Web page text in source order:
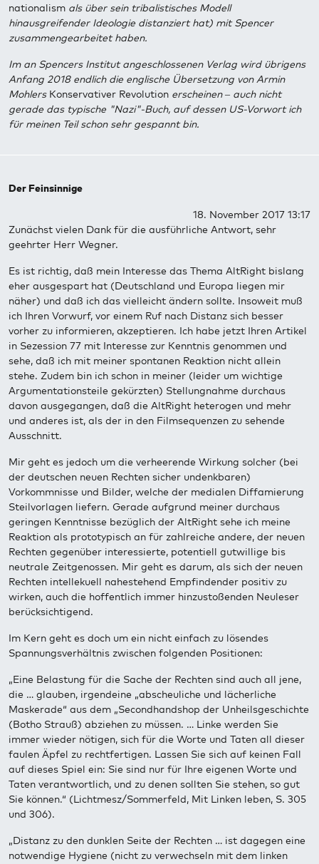
nationalism als über sein tribalistisches Modell
hinausgreifender Ideologie distanziert hat) mit Spencer
zusammengearbeitet haben.
Im an Spencers Institut angeschlossenen Verlag wird übrigens
Anfang 2018 endlich die englische Übersetzung von Armin
Mohlers Konservativer Revolution erscheinen – auch nicht
gerade das typische "Nazi"-Buch, auf dessen US-Vorwort ich
für meinen Teil schon sehr gespannt bin.
Der Feinsinnige
18. November 2017 13:17
Zunächst vielen Dank für die ausführliche Antwort, sehr
geehrter Herr Wegner.
Es ist richtig, daß mein Interesse das Thema AltRight bislang
eher ausgespart hat (Deutschland und Europa liegen mir
näher) und daß ich das vielleicht ändern sollte. Insoweit muß
ich Ihren Vorwurf, vor einem Ruf nach Distanz sich besser
vorher zu informieren, akzeptieren. Ich habe jetzt Ihren Artikel
in Sezession 77 mit Interesse zur Kenntnis genommen und
sehe, daß ich mit meiner spontanen Reaktion nicht allein
stehe. Zudem bin ich schon in meiner (leider um wichtige
Argumentationsteile gekürzten) Stellungnahme durchaus
davon ausgegangen, daß die AltRight heterogen und mehr
und anderes ist, als der in den Filmsequenzen zu sehende
Ausschnitt.
Mir geht es jedoch um die verheerende Wirkung solcher (bei
der deutschen neuen Rechten sicher undenkbaren)
Vorkommnisse und Bilder, welche der medialen Diffamierung
Steilvorlagen liefern. Gerade aufgrund meiner durchaus
geringen Kenntnisse bezüglich der AltRight sehe ich meine
Reaktion als prototypisch an für zahlreiche andere, der neuen
Rechten gegenüber interessierte, potentiell gutwillige bis
neutrale Zeitgenossen. Mir geht es darum, als sich der neuen
Rechten intellekuell nahestehend Empfindender positiv zu
wirken, auch die hoffentlich immer hinzustoßenden Neuleser
berücksichtigend.
Im Kern geht es doch um ein nicht einfach zu lösendes
Spannungsverhältnis zwischen folgenden Positionen:
„Eine Belastung für die Sache der Rechten sind auch all jene,
die … glauben, irgendeine „abscheuliche und lächerliche
Maskerade“ aus dem „Secondhandshop der Unheilsgeschichte
(Botho Strauß) abziehen zu müssen. … Linke werden Sie
immer wieder nötigen, sich für die Worte und Taten all dieser
faulen Äpfel zu rechtfertigen. Lassen Sie sich auf keinen Fall
auf dieses Spiel ein: Sie sind nur für Ihre eigenen Worte und
Taten verantwortlich, und zu denen sollten Sie stehen, so gut
Sie können.“ (Lichtmesz/Sommerfeld, Mit Linken leben, S. 305
und 306).
„Distanz zu den dunklen Seite der Rechten … ist dagegen eine
notwendige Hygiene (nicht zu verwechseln mit dem linken